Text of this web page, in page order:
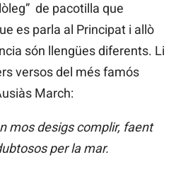
de pacotilla que
es parla al Principat i allò
són llengües diferents. Li
versos del més famós
March:
mos desigs complir, faent
per la mar.